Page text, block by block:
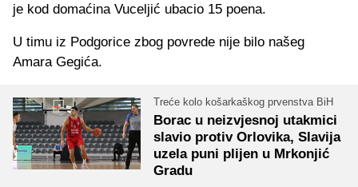
je kod domaćina Vuceljić ubacio 15 poena.
U timu iz Podgorice zbog povrede nije bilo našeg
Amara Gegića.
Treće kolo košarkaškog prvenstva BiH
Borac u neizvjesnoj utakmici
slavio protiv Orlovika, Slavija
uzela puni plijen u Mrkonjić
Gradu